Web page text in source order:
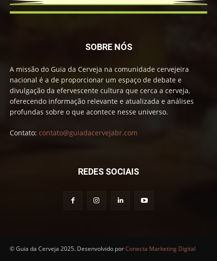
SOBRE NÓS
A missão do Guia da Cerveja na comunidade cervejeira
nacional é a de proporcionar um espaço de debate e
divulgação da efervescente cultura que cerca a cerveja,
oferecendo informação relevante e atualizada e análises
profundas sobre o que acontece nesse universo.
Contato: contato@guiadacervejabr.com
REDES SOCIAIS
© Guia da Cerveja 2025. Desenvolvido porConecta Marketing Digital